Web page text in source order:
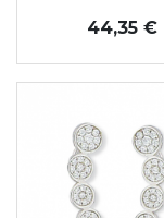
Prix
44,35 €